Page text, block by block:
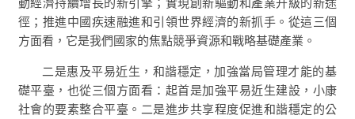
徑；推進中國疾速融進和引領世界經濟的新抓手。從這三個
方面看，它是我們國家的焦點競爭資源和戰略基礎產業。
二是惠及平易近生，和諧穩定，加強當局管理才能的基
礎平臺，也從三個方面看：起首是加強平易近生建設，小康
社會的要素整合平臺。二是進步共享程度促進和諧穩定的公